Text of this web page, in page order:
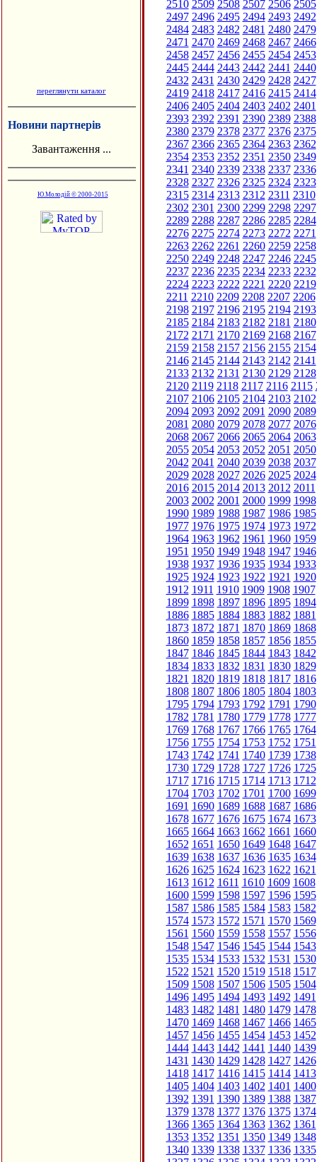
переглянути каталог
Новини партнерів
Завантаження ...
Ю.Молодій © 2000-2015
2510 2509 2508 2507 2506 2505
2497 2496 2495 2494 2493 2492
2484 2483 2482 2481 2480 2479
2471 2470 2469 2468 2467 2466
2458 2457 2456 2455 2454 2453
2445 2444 2443 2442 2441 2440
2432 2431 2430 2429 2428 2427
2419 2418 2417 2416 2415 2414
2406 2405 2404 2403 2402 2401
2393 2392 2391 2390 2389 2388
2380 2379 2378 2377 2376 2375
2367 2366 2365 2364 2363 2362
2354 2353 2352 2351 2350 2349
2341 2340 2339 2338 2337 2336
2328 2327 2326 2325 2324 2323
2315 2314 2313 2312 2311 2310
2302 2301 2300 2299 2298 2297
2289 2288 2287 2286 2285 2284
2276 2275 2274 2273 2272 2271
2263 2262 2261 2260 2259 2258
2250 2249 2248 2247 2246 2245
2237 2236 2235 2234 2233 2232
2224 2223 2222 2221 2220 2219
2211 2210 2209 2208 2207 2206
2198 2197 2196 2195 2194 2193
2185 2184 2183 2182 2181 2180
2172 2171 2170 2169 2168 2167
2159 2158 2157 2156 2155 2154
2146 2145 2144 2143 2142 2141
2133 2132 2131 2130 2129 2128
2120 2119 2118 2117 2116 2115
2107 2106 2105 2104 2103 2102
2094 2093 2092 2091 2090 2089
2081 2080 2079 2078 2077 2076
2068 2067 2066 2065 2064 2063
2055 2054 2053 2052 2051 2050
2042 2041 2040 2039 2038 2037
2029 2028 2027 2026 2025 2024
2016 2015 2014 2013 2012 2011
2003 2002 2001 2000 1999 1998
1990 1989 1988 1987 1986 1985
1977 1976 1975 1974 1973 1972
1964 1963 1962 1961 1960 1959
1951 1950 1949 1948 1947 1946
1938 1937 1936 1935 1934 1933
1925 1924 1923 1922 1921 1920
1912 1911 1910 1909 1908 1907
1899 1898 1897 1896 1895 1894
1886 1885 1884 1883 1882 1881
1873 1872 1871 1870 1869 1868
1860 1859 1858 1857 1856 1855
1847 1846 1845 1844 1843 1842
1834 1833 1832 1831 1830 1829
1821 1820 1819 1818 1817 1816
1808 1807 1806 1805 1804 1803
1795 1794 1793 1792 1791 1790
1782 1781 1780 1779 1778 1777
1769 1768 1767 1766 1765 1764
1756 1755 1754 1753 1752 1751
1743 1742 1741 1740 1739 1738
1730 1729 1728 1727 1726 1725
1717 1716 1715 1714 1713 1712
1704 1703 1702 1701 1700 1699
1691 1690 1689 1688 1687 1686
1678 1677 1676 1675 1674 1673
1665 1664 1663 1662 1661 1660
1652 1651 1650 1649 1648 1647
1639 1638 1637 1636 1635 1634
1626 1625 1624 1623 1622 1621
1613 1612 1611 1610 1609 1608
1600 1599 1598 1597 1596 1595
1587 1586 1585 1584 1583 1582
1574 1573 1572 1571 1570 1569
1561 1560 1559 1558 1557 1556
1548 1547 1546 1545 1544 1543
1535 1534 1533 1532 1531 1530
1522 1521 1520 1519 1518 1517
1509 1508 1507 1506 1505 1504
1496 1495 1494 1493 1492 1491
1483 1482 1481 1480 1479 1478
1470 1469 1468 1467 1466 1465
1457 1456 1455 1454 1453 1452
1444 1443 1442 1441 1440 1439
1431 1430 1429 1428 1427 1426
1418 1417 1416 1415 1414 1413
1405 1404 1403 1402 1401 1400
1392 1391 1390 1389 1388 1387
1379 1378 1377 1376 1375 1374
1366 1365 1364 1363 1362 1361
1353 1352 1351 1350 1349 1348
1340 1339 1338 1337 1336 1335